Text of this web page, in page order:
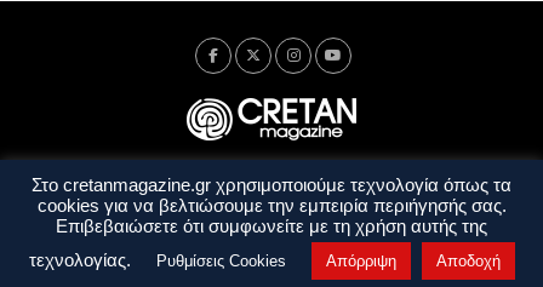
Ταυτότητα Πολιτική Απορρήτου
Όροι Χρήσης
Όροι και Προϋποθέσεις
Στο cretanmagazine.gr χρησιμοποιούμε τεχνολογία όπως τα
cookies για να βελτιώσουμε την εμπειρία περιήγησής σας.
Επιβεβαιώσετε ότι συμφωνείτε με τη χρήση αυτής της
τεχνολογίας.
Ρυθμίσεις Cookies Απόρριψη Αποδοχή